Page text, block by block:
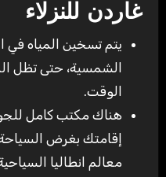
غاردن للنزلاء
يتم تسخين المياه في
الشمسية، حتى تظل
الوقت.
هناك مكتب كامل
إقامتك بغرض
معالم انطاليا